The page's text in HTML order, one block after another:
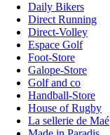
Daily Bikers
Direct Running
Direct-Volley
Espace Golf
Foot-Store
Galope-Store
Golf and co
Handball-Store
House of Rugby
La sellerie de Maé